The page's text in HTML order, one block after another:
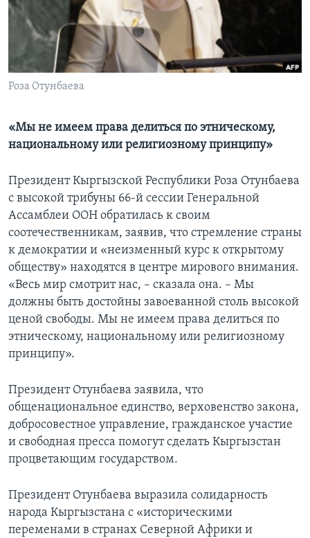
Learning English
СОЦИАЛЬНЫЕ СЕТИ
Языки
Роза Отунбаева
«Мы не имеем права делиться по этническому,
национальному или религиозному принципу»
Президент Кыргызской Республики Роза Отунбаева
с высокой трибуны 66-й сессии Генеральной
Ассамблеи ООН обратилась к своим
соотечественникам, заявив, что стремление страны
к демократии и «неизменный курс к открытому
обществу» находятся в центре мирового внимания.
«Весь мир смотрит нас, – сказала она. – Мы
должны быть достойны завоеванной столь высокой
ценой свободы. Мы не имеем права делиться по
этническому, национальному или религиозному
принципу».
Президент Отунбаева заявила, что
общенациональное единство, верховенство закона,
добросовестное управление, гражданское участие
и свободная пресса помогут сделать Кыргызстан
процветающим государством.
Президент Отунбаева выразила солидарность
народа Кыргызстана с «историческими
переменами в странах Северной Африки и